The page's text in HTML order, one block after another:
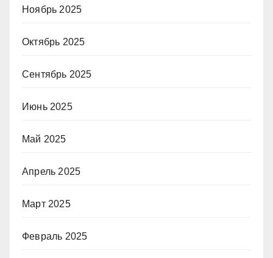
Ноябрь 2025
Октябрь 2025
Сентябрь 2025
Июнь 2025
Май 2025
Апрель 2025
Март 2025
Февраль 2025